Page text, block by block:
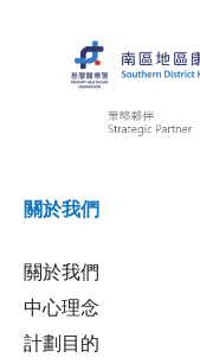
關於我們
關於我們
中心理念
計劃目的